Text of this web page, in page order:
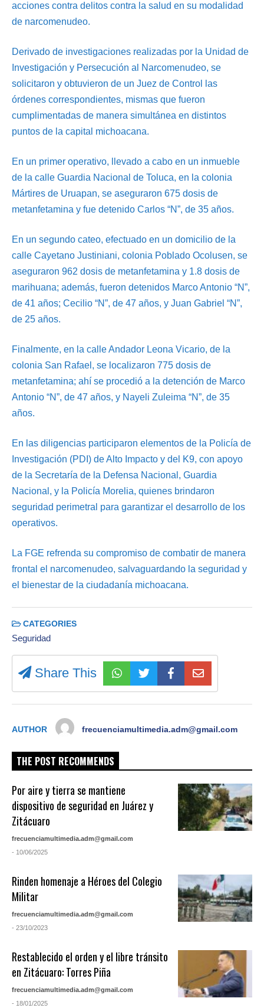
acciones contra delitos contra la salud en su modalidad
de narcomenudeo.
Derivado de investigaciones realizadas por la Unidad de
Investigación y Persecución al Narcomenudeo, se
solicitaron y obtuvieron de un Juez de Control las
órdenes correspondientes, mismas que fueron
cumplimentadas de manera simultánea en distintos
puntos de la capital michoacana.
En un primer operativo, llevado a cabo en un inmueble
de la calle Guardia Nacional de Toluca, en la colonia
Mártires de Uruapan, se aseguraron 675 dosis de
metanfetamina y fue detenido Carlos “N”, de 35 años.
En un segundo cateo, efectuado en un domicilio de la
calle Cayetano Justiniani, colonia Poblado Ocolusen, se
aseguraron 962 dosis de metanfetamina y 1.8 dosis de
marihuana; además, fueron detenidos Marco Antonio “N”,
de 41 años; Cecilio “N”, de 47 años, y Juan Gabriel “N”,
de 25 años.
Finalmente, en la calle Andador Leona Vicario, de la
colonia San Rafael, se localizaron 775 dosis de
metanfetamina; ahí se procedió a la detención de Marco
Antonio “N”, de 47 años, y Nayeli Zuleima “N”, de 35
años.
En las diligencias participaron elementos de la Policía de
Investigación (PDI) de Alto Impacto y del K9, con apoyo
de la Secretaría de la Defensa Nacional, Guardia
Nacional, y la Policía Morelia, quienes brindaron
seguridad perimetral para garantizar el desarrollo de los
operativos.
La FGE refrenda su compromiso de combatir de manera
frontal el narcomenudeo, salvaguardando la seguridad y
el bienestar de la ciudadanía michoacana.
CATEGORIES
Seguridad
Share This
AUTHOR frecuenciamultimedia.adm@gmail.com
THE POST RECOMMENDS
Por aire y tierra se mantiene
dispositivo de seguridad en Juárez y
Zitácuaro
frecuenciamultimedia.adm@gmail.com
- 10/06/2025
Rinden homenaje a Héroes del Colegio
Militar
frecuenciamultimedia.adm@gmail.com
- 23/10/2023
Restablecido el orden y el libre tránsito
en Zitácuaro: Torres Piña
frecuenciamultimedia.adm@gmail.com
- 18/01/2025